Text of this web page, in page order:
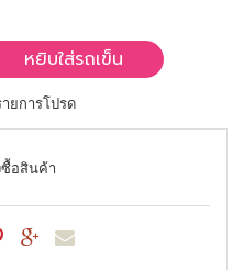
หยิบใส่รถเข็น
ยการโปรด
อสินค้า